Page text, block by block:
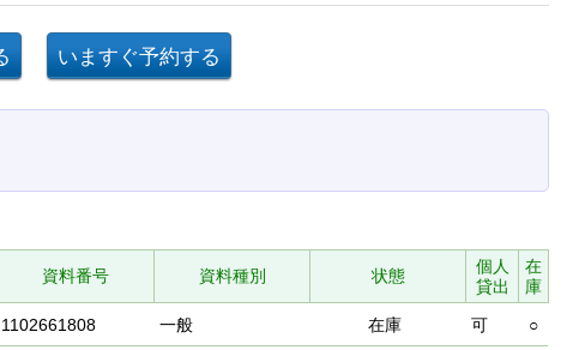
資料番号 資料種別 状態
個人
貸出
在
庫
1102661808 一般 在庫 可 ○